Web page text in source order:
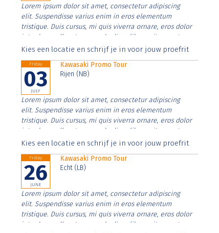
Lorem ipsum dolor sit amet, consectetur adipiscing
elit. Suspendisse varius enim in eros elementum
tristique. Duis cursus, mi quis viverra ornare, eros dolor
interdum nulla, ut commodo diam libero vitae erat.
Aenean faucibus nibh et justo cursus id rutrum lorem
Kies een locatie en schrijf je in voor jouw proefrit
Friday
03
JULY
Kawasaki Promo Tour
Rijen (NB)
Lorem ipsum dolor sit amet, consectetur adipiscing
elit. Suspendisse varius enim in eros elementum
tristique. Duis cursus, mi quis viverra ornare, eros dolor
interdum nulla, ut commodo diam libero vitae erat.
Aenean faucibus nibh et justo cursus id rutrum lorem
Kies een locatie en schrijf je in voor jouw proefrit
Friday
26
JUNE
Kawasaki Promo Tour
Echt (LB)
Lorem ipsum dolor sit amet, consectetur adipiscing
elit. Suspendisse varius enim in eros elementum
tristique. Duis cursus, mi quis viverra ornare, eros dolor
interdum nulla, ut commodo diam libero vitae erat.